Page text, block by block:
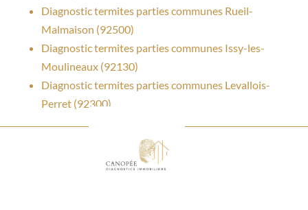
Diagnostic termites parties communes Rueil-
Malmaison (92500)
Diagnostic termites parties communes Issy-les-
Moulineaux (92130)
Diagnostic termites parties communes Levallois-
Perret (92300)